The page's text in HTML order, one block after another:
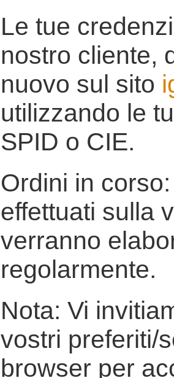
Le tue
nostro cliente,
nuovo sul sito
utilizzando le
SPID o CIE.
Ordini in
effettuati sulla
verranno
regolarmente.
Nota: Vi
vostri preferiti/
browser per